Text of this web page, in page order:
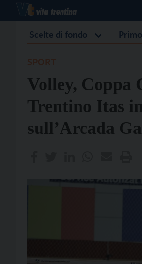
Scelte di fondo
Volley, Coppa
Trentino Itas
sull’Arcada